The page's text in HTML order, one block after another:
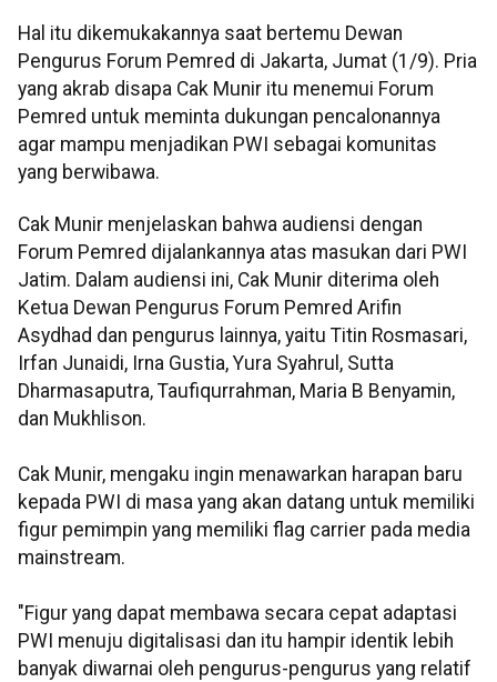
Hal itu dikemukakannya saat bertemu Dewan
Pengurus Forum Pemred di Jakarta, Jumat (1/9). Pria
yang akrab disapa Cak Munir itu menemui Forum
Pemred untuk meminta dukungan pencalonannya
agar mampu menjadikan PWI sebagai komunitas
yang berwibawa.
Cak Munir menjelaskan bahwa audiensi dengan
Forum Pemred dijalankannya atas masukan dari PWI
Jatim. Dalam audiensi ini, Cak Munir diterima oleh
Ketua Dewan Pengurus Forum Pemred Arifin
Asydhad dan pengurus lainnya, yaitu Titin Rosmasari,
Irfan Junaidi, Irna Gustia, Yura Syahrul, Sutta
Dharmasaputra, Taufiqurrahman, Maria B Benyamin,
dan Mukhlison.
Cak Munir, mengaku ingin menawarkan harapan baru
kepada PWI di masa yang akan datang untuk memiliki
figur pemimpin yang memiliki flag carrier pada media
mainstream.
"Figur yang dapat membawa secara cepat adaptasi
PWI menuju digitalisasi dan itu hampir identik lebih
banyak diwarnai oleh pengurus-pengurus yang relatif